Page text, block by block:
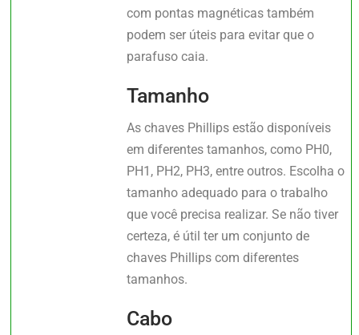
com pontas magnéticas também
podem ser úteis para evitar que o
parafuso caia.
Tamanho
As chaves Phillips estão disponíveis
em diferentes tamanhos, como PH0,
PH1, PH2, PH3, entre outros. Escolha o
tamanho adequado para o trabalho
que você precisa realizar. Se não tiver
certeza, é útil ter um conjunto de
chaves Phillips com diferentes
tamanhos.
Cabo